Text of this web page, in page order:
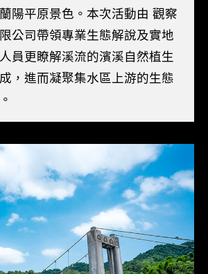
陽平原景色。本次活動由 觀察
公司帶領專業生態解說及實地
員更瞭解溪流的濱溪自然植生
，進而凝聚集水區上游的生態